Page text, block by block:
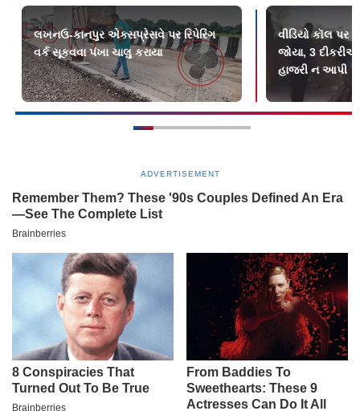
લખનઉ-કાનપુર એક્સપ્રેસવે પર રિપેરિંગ
વર્ક સૂકવવા પંખા ચાલુ કરાયા
વીડિયો કૉલ પર
જોયા, 3
હાજરી ન આપી
ADVERTISEMENT